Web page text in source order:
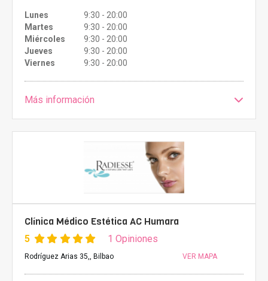
Lunes
9:30 - 20:00
Martes
9:30 - 20:00
Miércoles
9:30 - 20:00
Jueves
9:30 - 20:00
Viernes
9:30 - 20:00
Más información
Clínica Médico Estética AC Humara
5 1 Opiniones
Rodríguez Arias 35,, Bilbao VER MAPA